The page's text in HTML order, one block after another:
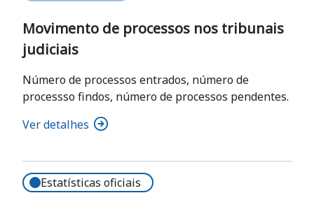
Movimento de processos nos tribunais
judiciais
Número de processos entrados, número de
processso findos, número de processos pendentes.
Ver detalhes
Estatísticas oficiais